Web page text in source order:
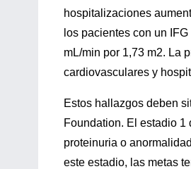
hospitalizaciones
los pacientes con un
mL/min por 1,73 m2. La
cardiovasculares y
Estos hallazgos deben
Foundation. El estadio
proteinuria o
este estadio, las metas